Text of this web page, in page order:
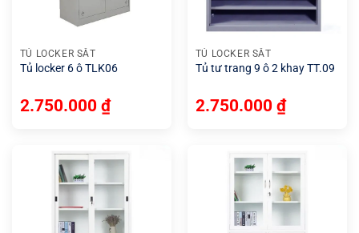
TỦ LOCKER SẮT
Tủ locker 6 ô TLK06
2.750.000 ₫
TỦ LOCKER SẮT
Tủ tư trang 9 ô 2 khay TT.09
2.750.000 ₫